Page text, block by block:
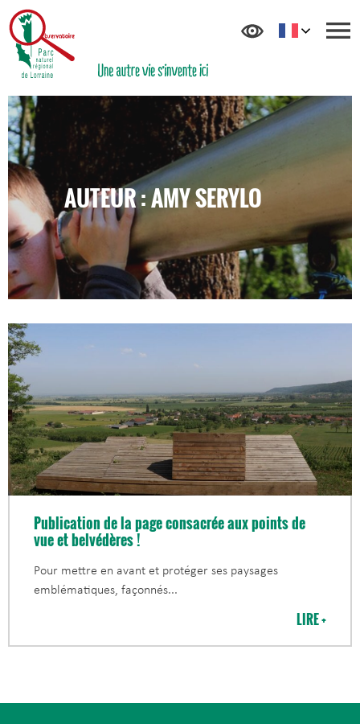
AUTEUR :AMY SERYLO
Publication de la page consacrée aux points de
vue et belvédères !
Pour mettre en avant et protéger ses paysages
emblématiques, façonnés
LIRE +